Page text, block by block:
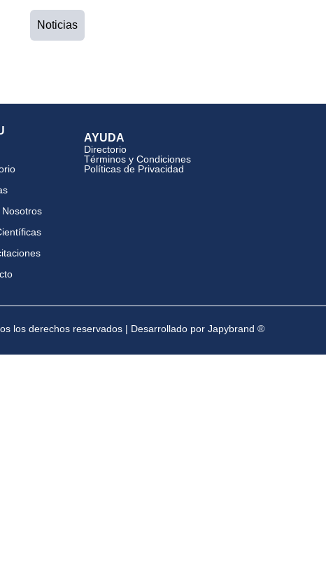
Noticias
AYUDA
Directorio
Términos y Condiciones
Políticas de Privacidad
los derechos reservados | Desarrollado por Japybrand ®